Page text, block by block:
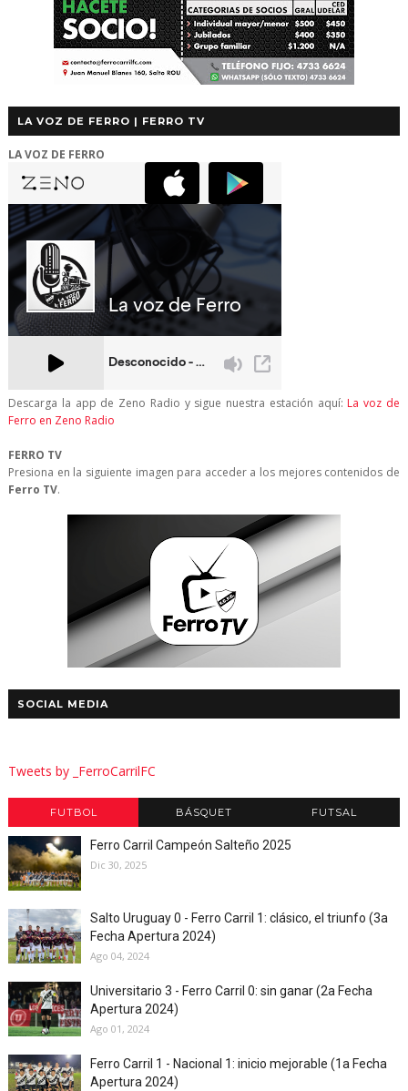
LA VOZ DE FERRO | FERRO TV
LA VOZ DE FERRO
Descarga la app de Zeno Radio y sigue nuestra estación aquí: La voz de
Ferro en Zeno Radio
FERRO TV
Presiona en la siguiente imagen para acceder a los mejores contenidos de
Ferro TV.
SOCIAL MEDIA
Tweets by _FerroCarrilFC
FUTBOL BÁSQUET FUTSAL
Ferro Carril Campeón Salteño 2025
Dic 30, 2025
Salto Uruguay 0 - Ferro Carril 1: clásico, el triunfo (3a
Fecha Apertura 2024)
Ago 04, 2024
Universitario 3 - Ferro Carril 0: sin ganar (2a Fecha
Apertura 2024)
Ago 01, 2024
Ferro Carril 1 - Nacional 1: inicio mejorable (1a Fecha
Apertura 2024)